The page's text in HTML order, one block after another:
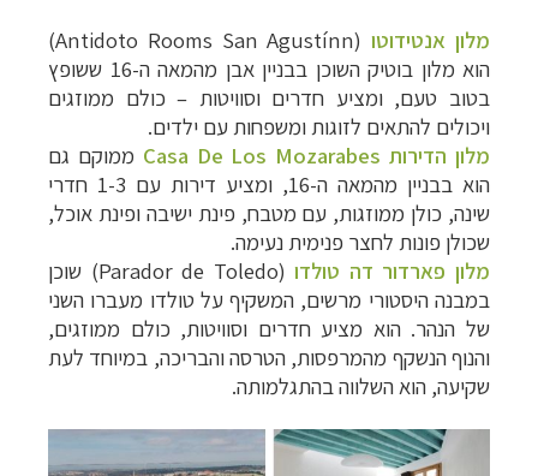
מלון אנטידוטו(
Antidoto Rooms San Agustínn
)
הוא מלון בוטיק השוכן בבניין אבן מהמאה ה-16 ששופץ
בטוב טעם, ומציע חדרים וסוויטות –כולם ממוזגים
ויכולים להתאים לזוגות ומשפחות עם ילדים.
מלון הדירות Casa De Los Mozarabes ממוקם גם
הוא בבניין מהמאה ה-16, ומציע דירות עם 1-3 חדרי
שינה, כולן ממוזגות, עם מטבח, פינת ישיבה ופינת אוכל,
שכולן פונות לחצר פנימית נעימה.
מלון פארדור דה טולדו(
Parador de Toledo) שוכן
במבנה היסטורי מרשים, המשקיף על טולדו מעברו השני
של הנהר. הוא מציע חדרים וסוויטות, כולם ממוזגים,
והנוף הנשקף מהמרפסות, הטרסה והבריכה, במיוחד לעת
שקיעה, הוא השלווה בהתגלמותה.